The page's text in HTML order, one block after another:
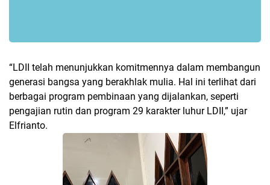
“LDII telah menunjukkan komitmennya dalam membangun
generasi bangsa yang berakhlak mulia. Hal ini terlihat dari
berbagai program pembinaan yang dijalankan, seperti
pengajian rutin dan program 29 karakter luhur LDII,” ujar
Elfrianto.